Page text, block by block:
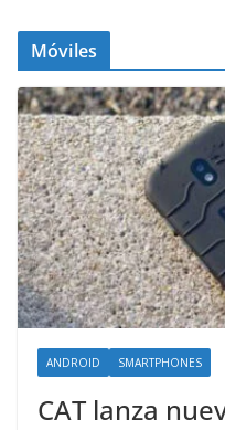
Móviles
ANDROID SMARTPHONES
CAT lanza